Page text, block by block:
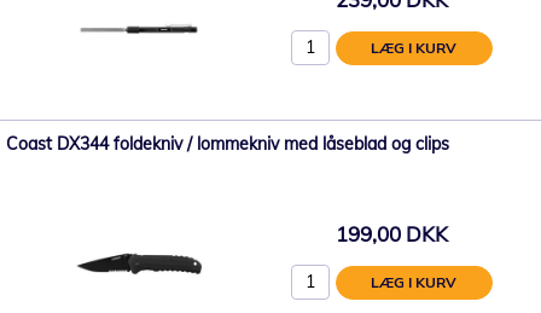
LÆG I KURV
Coast DX344 foldekniv / lommekniv med låseblad og clips
199,00 DKK
LÆG I KURV